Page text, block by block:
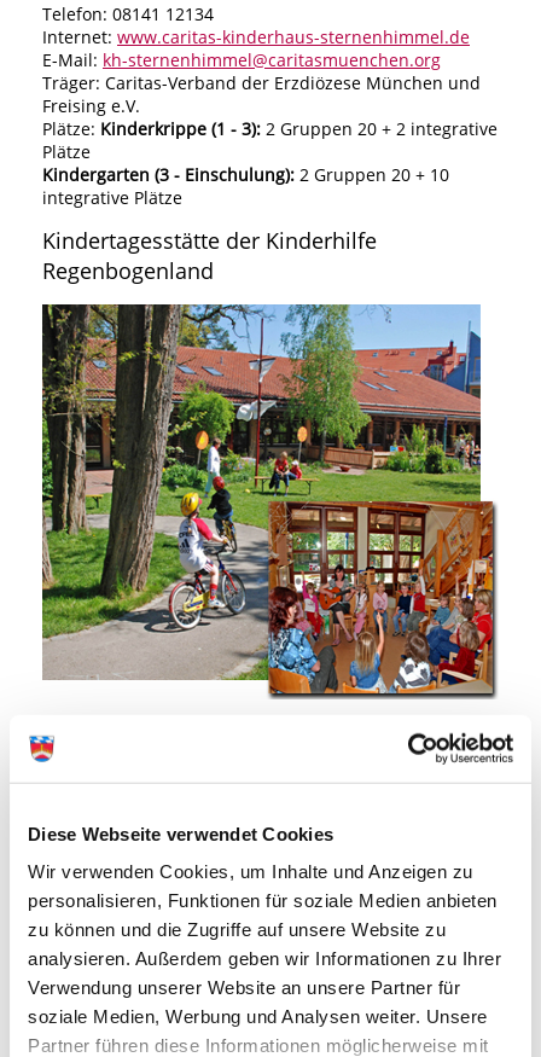
Diese Webseite verwendet Cookies
Wir verwenden Cookies, um Inhalte und Anzeigen zu
personalisieren, Funktionen für soziale Medien anbieten
zu können und die Zugriffe auf unsere Website zu
analysieren. Außerdem geben wir Informationen zu Ihrer
Verwendung unserer Website an unsere Partner für
soziale Medien, Werbung und Analysen weiter. Unsere
Partner führen diese Informationen möglicherweise mit
Telefon: 08141 12134
Internet: www.caritas-kinderhaus-sternenhimmel.de
E-Mail: kh-sternenhimmel@caritasmuenchen.org
Träger: Caritas-Verband der Erzdiözese München und
Freising e.V.
Plätze: Kinderkrippe (1 - 3): 2 Gruppen 20 + 2 integrative
Plätze
Kindergarten (3 - Einschulung): 2 Gruppen 20 + 10
integrative Plätze
Kindertagesstätte der Kinderhilfe
Regenbogenland
Anschrift: Feldstraße 15, 82256 Fürstenfeldbruck
Telefon: 08141 4050411
GmbH
Plätze:Kinderkrippe (1 - 3):1 Gruppe 8 + 2 integrative
Kindergarten (3 - Einschulung):2 Gruppen 20 + 10
integrative Plätze
Schülerhort (Grundschüler):1 Gruppe 10 + 5 integrative
Plätze
Montessori-Kinderhaus